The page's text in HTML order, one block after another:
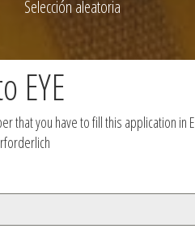
Selección aleatoria
EYE
that you have to fill this application in